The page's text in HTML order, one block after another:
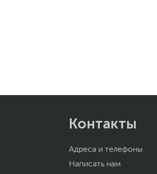
Контакты
Адреса и телефоны
Написать нам